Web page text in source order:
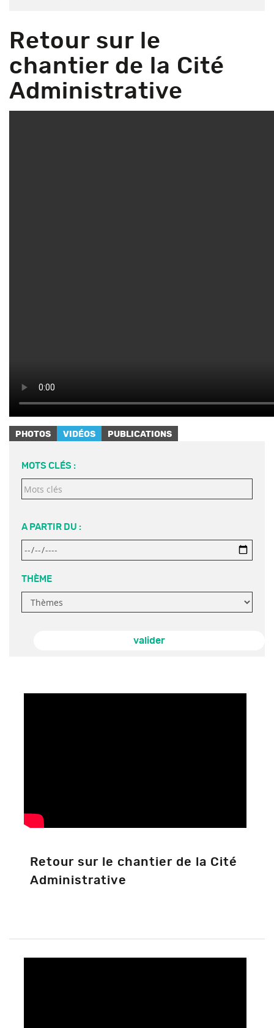
Retour sur le
chantier de la Cité
Administrative
PHOTOS VIDÉOS PUBLICATIONS
MOTS CLÉS :
A PARTIR DU :
THÈME
Retour sur le chantier de la Cité
Administrative